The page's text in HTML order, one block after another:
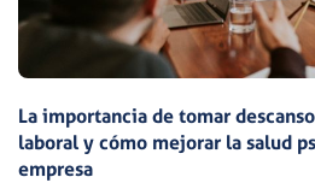
La importancia de tomar
laboral y cómo mejorar la salud
empresa